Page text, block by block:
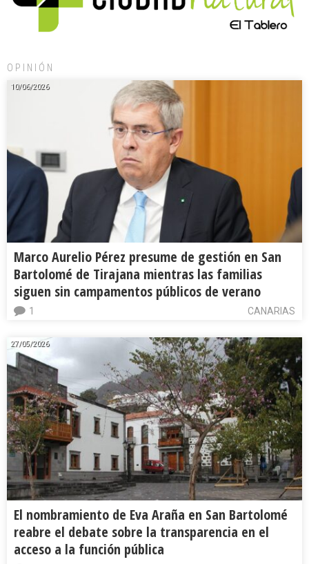
OPINIÓN
10/06/2026
Marco Aurelio Pérez presume de gestión en San
Bartolomé de Tirajana mientras las familias
siguen sin campamentos públicos de verano
CANARIAS
1
27/05/2026
El nombramiento de Eva Araña en San Bartolomé
reabre el debate sobre la transparencia en el
acceso a la función pública